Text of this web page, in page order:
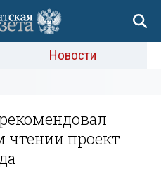
Новости
чтении проект